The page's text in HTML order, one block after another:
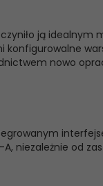
ją
nowo
niezależnie od